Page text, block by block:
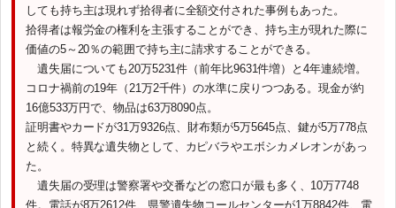
しても持ち主は現れず拾得者に全額交付された事例もあった。
拾得者は報労金の権利を主張することができ、持ち主が現れた際に
価値の5～20％の範囲で持ち主に請求することができる。
遺失届についても20万5231件（前年比9631件増）と4年連続増。
コロナ禍前の19年（21万2千件）の水準に戻りつつある。現金が約
16億533万円で、物品は63万8090点。
証明書やカードが31万9326点、財布類が5万5645点、鍵が5万778点
と続く。特異な遺失物として、カピバラやエボシカメレオンがあっ
た。
遺失届の受理は警察署や交番などの窓口が最も多く、10万7748
件。電話が8万2612件、県警遺失物コールセンターが1万8842件、電